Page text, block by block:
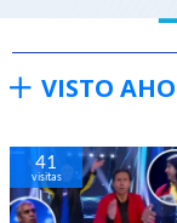
VISTO
41
visitas